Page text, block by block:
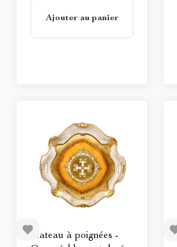
Ajouter au panier
Plateau à poignées -